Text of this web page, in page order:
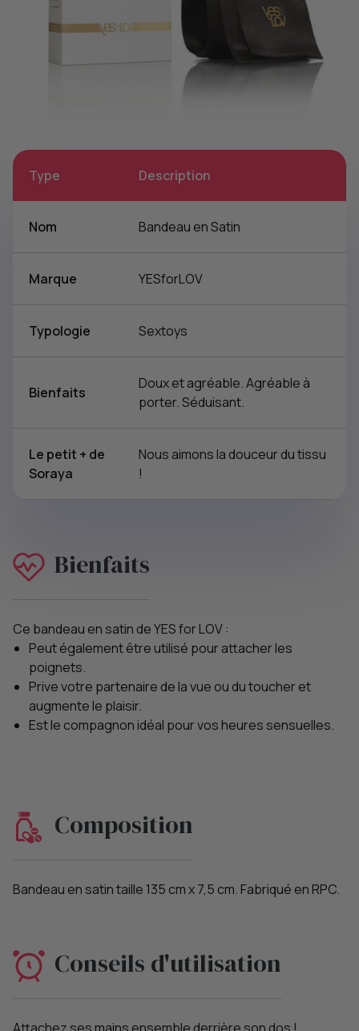
Type Description
Nom Bandeau en Satin
Marque YESforLOV
Typologie Sextoys
Bienfaits
Doux et agréable. Agréable à
porter. Séduisant.
Le petit + de
Soraya
Nous aimons la douceur du tissu
!
Bienfaits
Ce bandeau en satin de YES for LOV :
Peut également être utilisé pour attacher les
poignets.
Prive votre partenaire de la vue ou du toucher et
augmente le plaisir.
Est le compagnon idéal pour vos heures sensuelles.
Composition
Bandeau en satin taille 135 cm x 7,5 cm. Fabriqué en RPC.
Conseils d'utilisation